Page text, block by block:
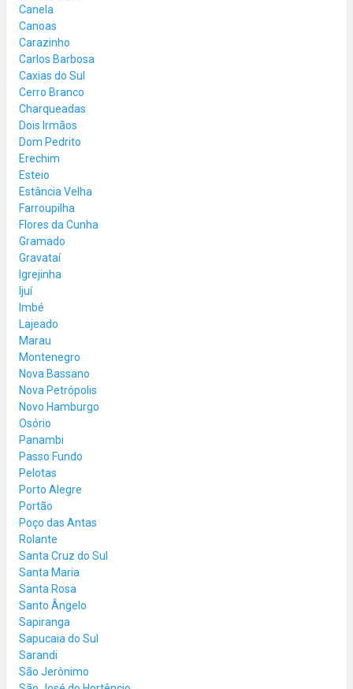
Canela
Canoas
Carazinho
Carlos Barbosa
Caxias do Sul
Cerro Branco
Charqueadas
Dois Irmãos
Dom Pedrito
Erechim
Esteio
Estância Velha
Farroupilha
Flores da Cunha
Gramado
Gravataí
Igrejinha
Ijuí
Imbé
Lajeado
Marau
Montenegro
Nova Bassano
Nova Petrópolis
Novo Hamburgo
Osório
Panambi
Passo Fundo
Pelotas
Porto Alegre
Portão
Poço das Antas
Rolante
Santa Cruz do Sul
Santa Maria
Santa Rosa
Santo Ângelo
Sapiranga
Sapucaia do Sul
Sarandi
São Jerônimo